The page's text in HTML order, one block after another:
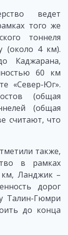
ведет
того же
тоннеля
(около 4 км).
Каджарана,
60 км
«Север-Юг».
(общая
(общая
считают, что
также,
в рамках
Ланджик –
дорог
Талин-Гюмри
до конца